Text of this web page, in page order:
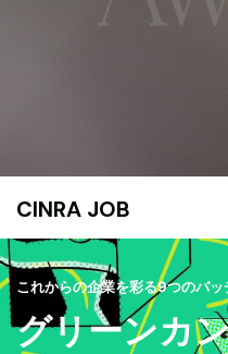
CINRA JOB
これからの企業を彩る9つのバ
グリーンカ